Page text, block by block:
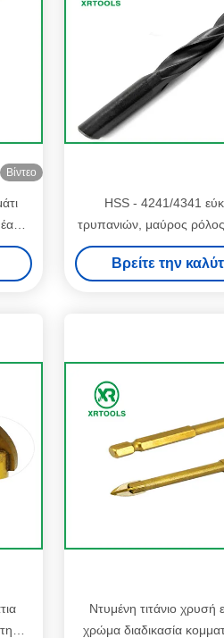
Βίντεο
που
HSS - 4241/4341
τρυπανιών, μαύρος
τα κομμάτια
Βρείτε την
Ντυμένη τιτάνιο χρυσή
χρώμα διαδικασία